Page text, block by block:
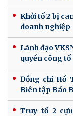
Khởi tố 2 bị
doanh nghiệp
Lãnh đạo
quyền công
Đồng chí Hồ
Biên tập Báo
Truy tố 2